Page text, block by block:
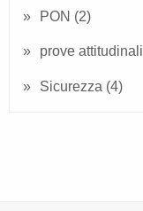
PON (2)
prove attitudinali
Sicurezza (4)